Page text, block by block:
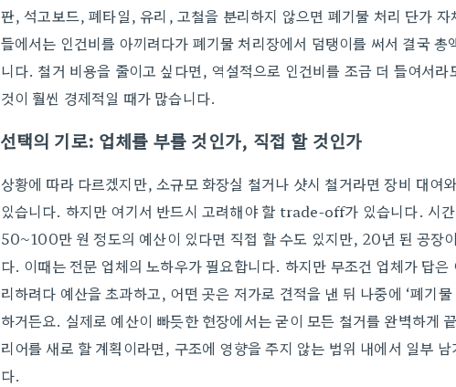
판, 석고보드, 폐타일, 유리, 고철을 분리하지 않으면 폐기물 처리 단가
들에서는 인건비를 아끼려다가 폐기물 처리장에서 덤탱이를 써서 결국
니다. 철거 비용을 줄이고 싶다면, 역설적으로 인건비를 조금 더 들여서
것이 훨씬 경제적일 때가 많습니다.
선택의 기로: 업체를 부를 것인가, 직접 할 것인가
상황에 따라 다르겠지만, 소규모 화장실 철거나 샷시 철거라면 장비 대여
있습니다. 하지만 여기서 반드시 고려해야 할 trade-off가 있습니다. 시
50~100만 원 정도의 예산이 있다면 직접 할 수도 있지만, 20년 된 공장
다. 이때는 전문 업체의 노하우가 필요합니다. 하지만 무조건 업체가 답
리하려다 예산을 초과하고, 어떤 곳은 저가로 견적을 낸 뒤 나중에 ‘폐기
하거든요. 실제로 예산이 빠듯한 현장에서는 굳이 모든 철거를 완벽하게
리어를 새로 할 계획이라면, 구조에 영향을 주지 않는 범위 내에서 일부
다.